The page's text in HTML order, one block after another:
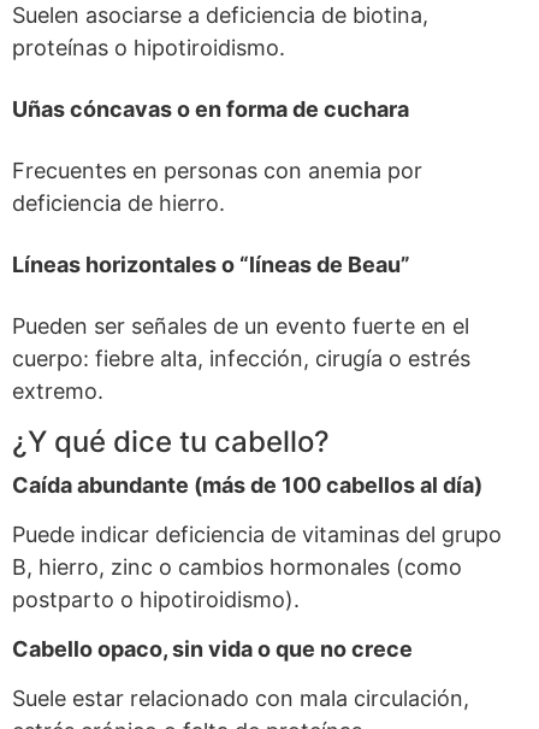
Suelen asociarse a deficiencia de biotina,
proteínas o hipotiroidismo.
Uñas cóncavas o en forma de cuchara
Frecuentes en personas con anemia por
deficiencia de hierro.
Líneas horizontales o “líneas de Beau”
Pueden ser señales de un evento fuerte en el
cuerpo: fiebre alta, infección, cirugía o estrés
extremo.
¿Y qué dice tu cabello?
Caída abundante (más de 100 cabellos al día)
Puede indicar deficiencia de vitaminas del grupo
B, hierro, zinc o cambios hormonales (como
postparto o hipotiroidismo).
Cabello opaco, sin vida o que no crece
Suele estar relacionado con mala circulación,